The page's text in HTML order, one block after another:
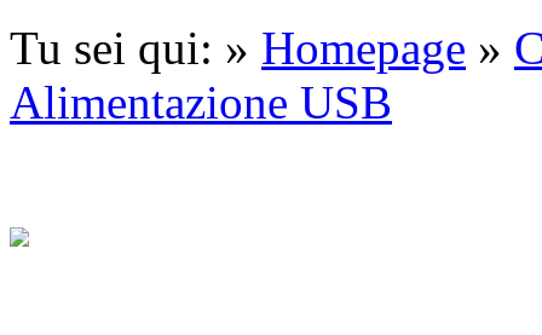
Tu sei qui: » Homepage »
Alimentazione USB